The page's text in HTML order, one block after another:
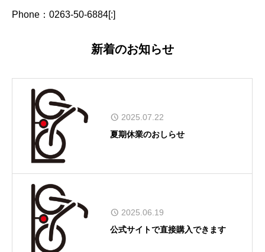
Phone：0263-50-6884[:]
新着のお知らせ
2025.07.22
夏期休業のおしらせ
2025.06.19
公式サイトで直接購入できます